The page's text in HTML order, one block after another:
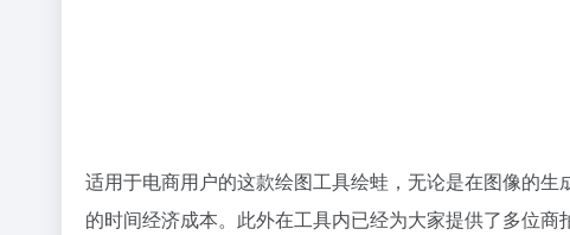
适用于电商用户的这款绘图工具绘蛙，无论是在图像的
的时间经济成本。此外在工具内已经为大家提供了多位商